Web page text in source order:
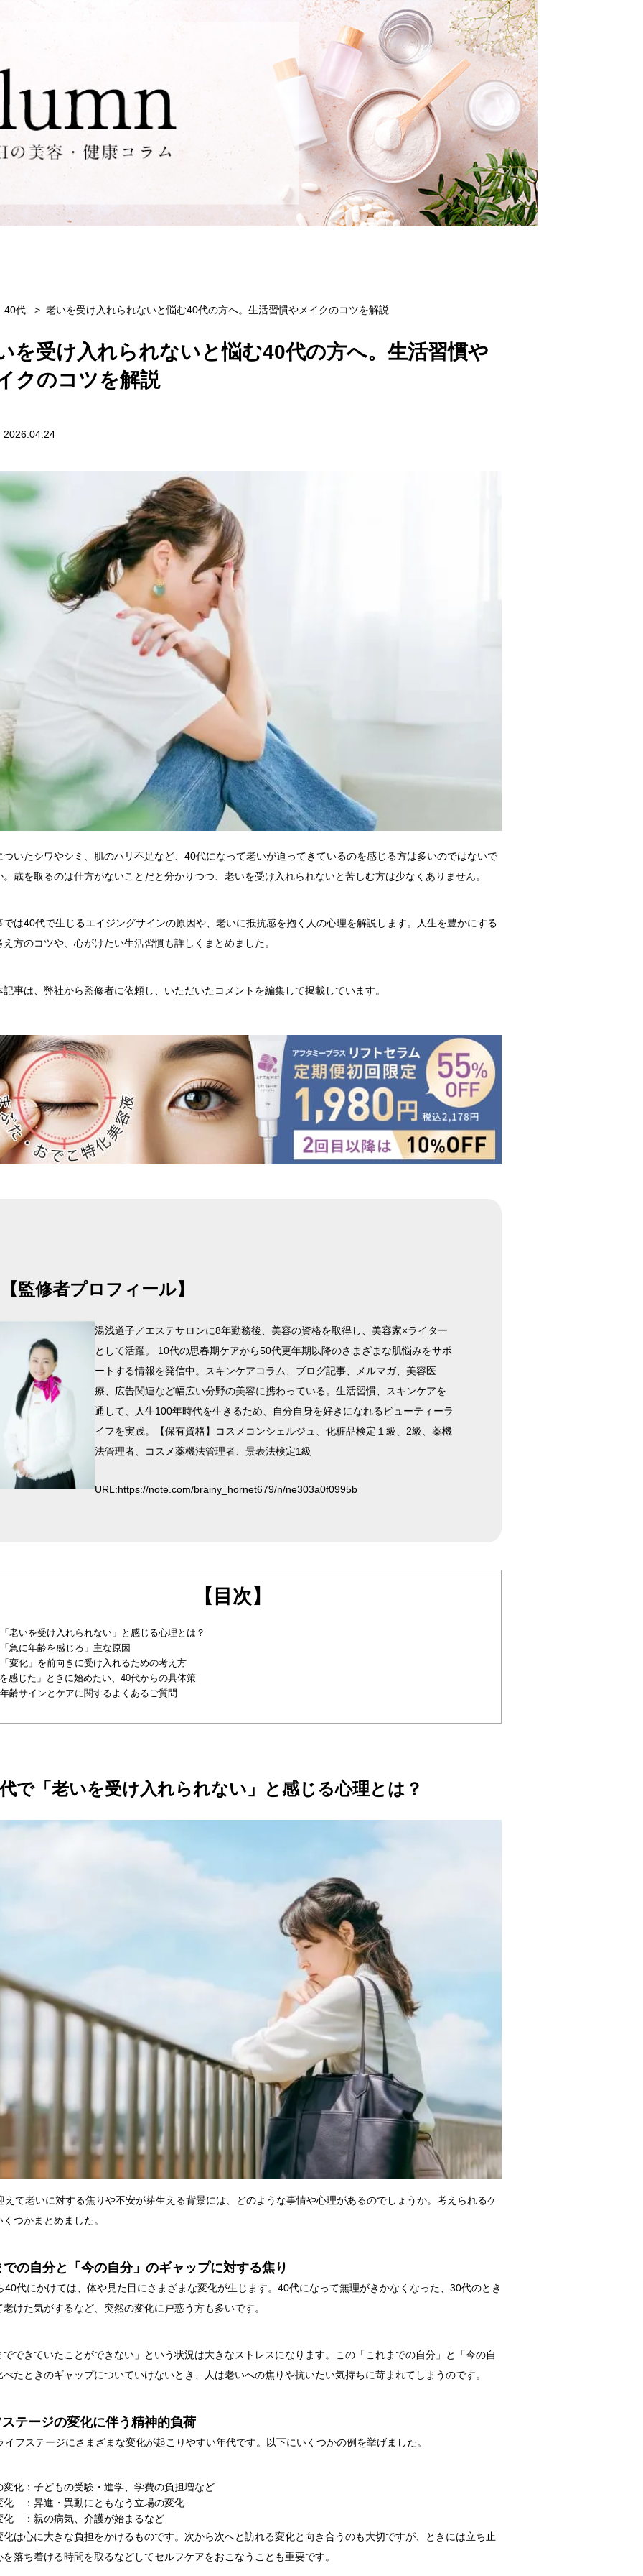
40代 老いを受け入れられないと悩む40代の方へ。生活習慣やメイクのコツを解説
を受け入れられないと悩む40代の方へ。生活習慣や
クのコツを解説
2026.04.24
ついたシワやシミ、肌のハリ不足など、40代になって老いが迫ってきているのを感じる方は多いのではないで
。歳を取るのは仕方がないことだと分かりつつ、老いを受け入れられないと苦しむ方は少なくありません。
では40代で生じるエイジングサインの原因や、老いに抵抗感を抱く人の心理を解説します。人生を豊かにする
え方のコツや、心がけたい生活習慣も詳しくまとめました。
事は、弊社から監修者に依頼し、いただいたコメントを編集して掲載しています。
【監修者プロフィール】
湯浅道子／エステサロンに8年勤務後、美容の資格を取得し、美容家×ライター
として活躍。 10代の思春期ケアから50代更年期以降のさまざまな肌悩みをサポ
ートする情報を発信中。スキンケアコラム、ブログ記事、メルマガ、美容医
療、広告関連など幅広い分野の美容に携わっている。生活習慣、スキンケアを
通して、人生100年時代を生きるため、自分自身を好きになれるビューティーラ
イフを実践。【保有資格】コスメコンシェルジュ、化粧品検定１級、2級、薬機
法管理者、コスメ薬機法管理者、景表法検定1級
URL:https://note.com/brainy_hornet679/n/ne303a0f0995b
【目次】
老いを受け入れられない」と感じる心理とは？
急に年齢を感じる」主な原因
変化」を前向きに受け入れるための考え方
感じた」ときに始めたい、40代からの具体策
齢サインとケアに関するよくあるご質問
で「老いを受け入れられない」と感じる心理とは？
えて老いに対する焦りや不安が芽生える背景には、どのような事情や心理があるのでしょうか。考えられるケ
つかまとめました。
での自分と「今の自分」のギャップに対する焦り
40代にかけては、体や見た目にさまざまな変化が生じます。40代になって無理がきかなくなった、30代のとき
老けた気がするなど、突然の変化に戸惑う方も多いです。
でできていたことができない」という状況は大きなストレスになります。この「これまでの自分」と「今の自
べたときのギャップについていけないとき、人は老いへの焦りや抗いたい気持ちに苛まれてしまうのです。
テージの変化に伴う精神的負荷
イフステージにさまざまな変化が起こりやすい年代です。以下にいくつかの例を挙げました。
変化：子どもの受験・進学、学費の負担増など
化 ：昇進・異動にともなう立場の変化
化 ：親の病気、介護が始まるなど
化は心に大きな負担をかけるものです。次から次へと訪れる変化と向き合うのも大切ですが、ときには立ち止
を落ち着ける時間を取るなどしてセルフケアをおこなうことも重要です。